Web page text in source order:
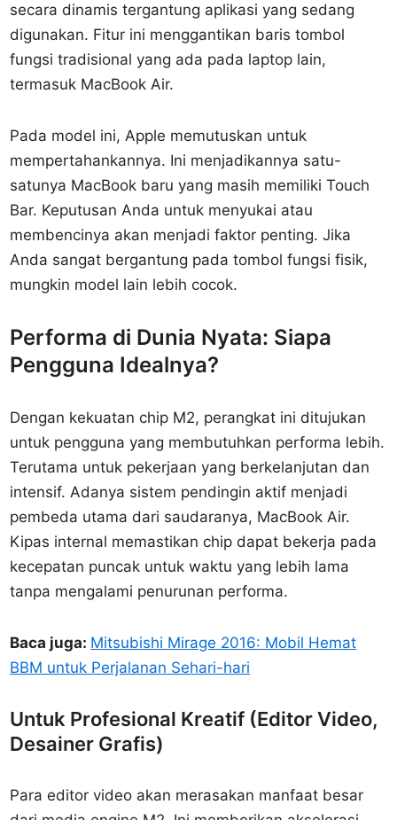
secara dinamis tergantung aplikasi yang sedang
digunakan. Fitur ini menggantikan baris tombol
fungsi tradisional yang ada pada laptop lain,
termasuk MacBook Air.
Pada model ini, Apple memutuskan untuk
mempertahankannya. Ini menjadikannya satu-
satunya MacBook baru yang masih memiliki Touch
Bar. Keputusan Anda untuk menyukai atau
membencinya akan menjadi faktor penting. Jika
Anda sangat bergantung pada tombol fungsi fisik,
mungkin model lain lebih cocok.
Performa di Dunia Nyata: Siapa
Pengguna Idealnya?
Dengan kekuatan chip M2, perangkat ini ditujukan
untuk pengguna yang membutuhkan performa lebih.
Terutama untuk pekerjaan yang berkelanjutan dan
intensif. Adanya sistem pendingin aktif menjadi
pembeda utama dari saudaranya, MacBook Air.
Kipas internal memastikan chip dapat bekerja pada
kecepatan puncak untuk waktu yang lebih lama
tanpa mengalami penurunan performa.
Baca juga: Mitsubishi Mirage 2016: Mobil Hemat
BBM untuk Perjalanan Sehari-hari
Untuk Profesional Kreatif (Editor Video,
Desainer Grafis)
Para editor video akan merasakan manfaat besar